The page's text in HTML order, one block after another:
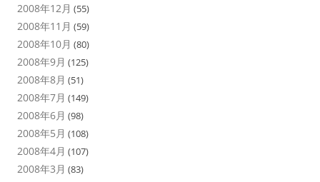
2008年12月 (55)
2008年11月 (59)
2008年10月 (80)
2008年9月 (125)
2008年8月 (51)
2008年7月 (149)
2008年6月 (98)
2008年5月 (108)
2008年4月 (107)
2008年3月 (83)